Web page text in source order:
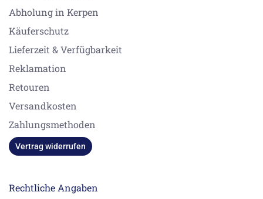
Abholung in Kerpen
Käuferschutz
Lieferzeit & Verfügbarkeit
Reklamation
Retouren
Versandkosten
Zahlungsmethoden
Vertrag widerrufen
Rechtliche Angaben